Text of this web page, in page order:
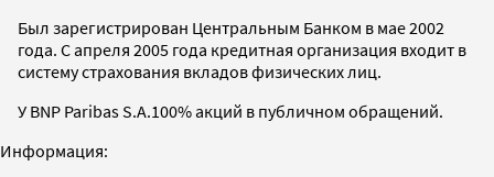
Был зарегистрирован Центральным Банком в мае 2002
года. С апреля 2005 года кредитная организация входит в
систему страхования вкладов физических лиц.
У BNP Paribas S.A.100% акций в публичном обращений.
Информация: